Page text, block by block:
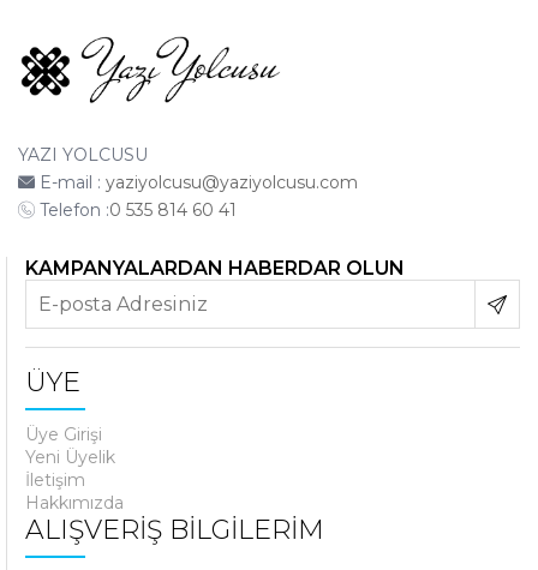
YAZI YOLCUSU
E-mail : yaziyolcusu@yaziyolcusu.com
Telefon :0 535 814 60 41
KAMPANYALARDAN HABERDAR OLUN
ÜYE
Üye Girişi
Yeni Üyelik
İletişim
Hakkımızda
ALIŞVERİŞ BİLGİLERİM